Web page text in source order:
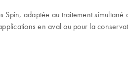
Spin, adaptée au traitement
en aval ou pour la